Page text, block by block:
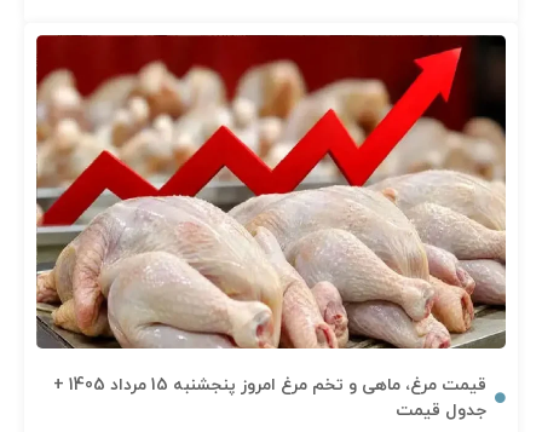
قیمت مرغ، ماهی و تخم مرغ امروز پنجشنبه 15 مرداد 1405 +
جدول قیمت